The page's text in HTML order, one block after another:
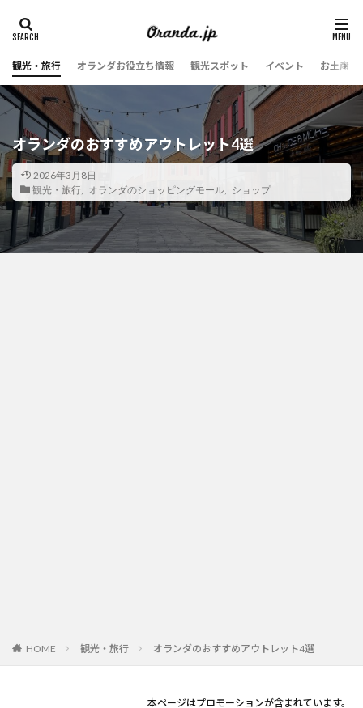
観光・旅行 オランダお役立ち情報 観光スポット イベント お土産・
オランダのおすすめアウトレット4選
2026年3月8日
観光・旅行, オランダのショッピングモール, ショップ
HOME 観光・旅行 オランダのおすすめアウトレット4選
本ページはプロモーションが含まれています。